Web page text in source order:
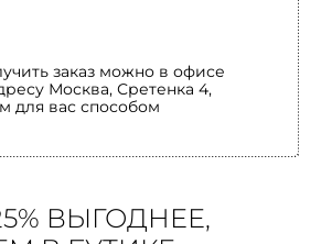
заказ можно в офисе
Москва, Сретенка 4,
для вас способом
ВЫГОДНЕЕ,